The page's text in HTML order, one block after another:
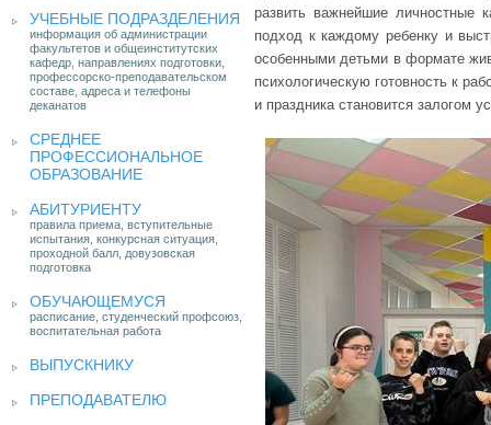
УЧЕБНЫЕ ПОДРАЗДЕЛЕНИЯ
информация об администрации
факультетов и общеинститутских
кафедр, направлениях подготовки,
профессорско-преподавательском
составе, адреса и телефоны
деканатов
СРЕДНЕЕ
ПРОФЕССИОНАЛЬНОЕ
ОБРАЗОВАНИЕ
АБИТУРИЕНТУ
правила приема, вступительные
испытания, конкурсная ситуация,
проходной балл, довузовская
подготовка
ОБУЧАЮЩЕМУСЯ
расписание, студенческий профсоюз,
воспитательная работа
ВЫПУСКНИКУ
ПРЕПОДАВАТЕЛЮ
развить важнейшие личностные
подход к каждому ребенку и
особенными детьми в формате
психологическую готовность к
и праздника становится залогом